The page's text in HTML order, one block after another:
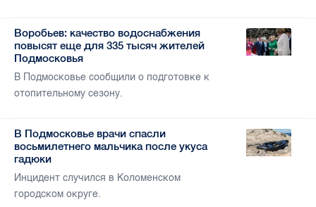
Воробьев: качество водоснабжения
повысят еще для 335 тысяч жителей
Подмосковья
В Подмосковье сообщили о подготовке к
отопительному сезону.
В Подмосковье врачи спасли
восьмилетнего мальчика после укуса
гадюки
Инцидент случился в Коломенском
городском округе.